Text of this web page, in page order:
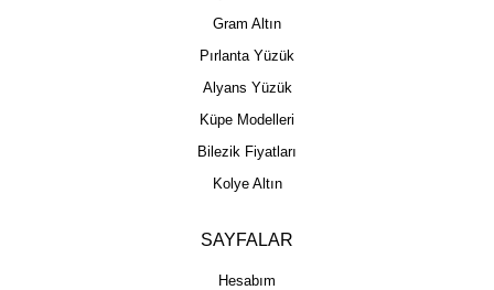
Gram Altın
Pırlanta Yüzük
Alyans Yüzük
Küpe Modelleri
Bilezik Fiyatları
Kolye Altın
SAYFALAR
Hesabım